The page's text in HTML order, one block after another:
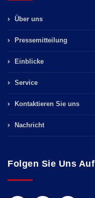
Über uns
Pressemitteilung
Einblicke
Service
Kontaktieren Sie uns
Nachricht
Folgen Sie Uns Auf